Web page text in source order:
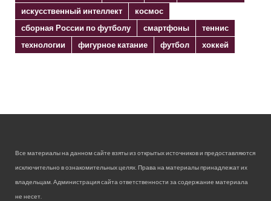
искусственный интеллект
космос
сборная России по футболу
смартфоны
теннис
технологии
фигурное катание футбол хоккей
Все материалы на данном сайте взяты из открытых источников и предоставляются
исключительно в ознакомительных целях. Права на материалы принадлежат их
владельцам. Администрация сайта ответственности за содержание материала
не несет.